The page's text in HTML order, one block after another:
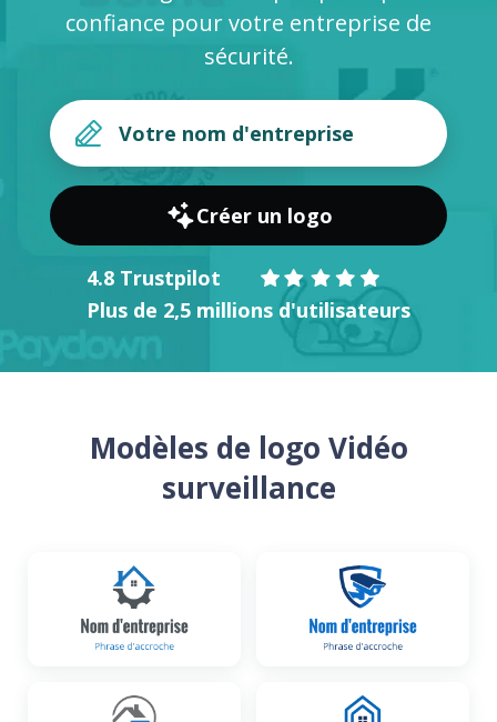
SE CONNECTER
confiance pour votre entreprise de
sécurité.
Créer un logo
4.8 Trustpilot
Plus de 2,5 millions d'utilisateurs
Modèles de logo Vidéo
surveillance